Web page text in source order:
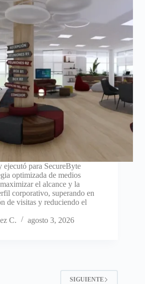
para SecureByte
optimizada de medios
el alcance y la
corporativo, superando en
de visitas y reduciendo el
C.
agosto 3, 2026
SIGUIENTE